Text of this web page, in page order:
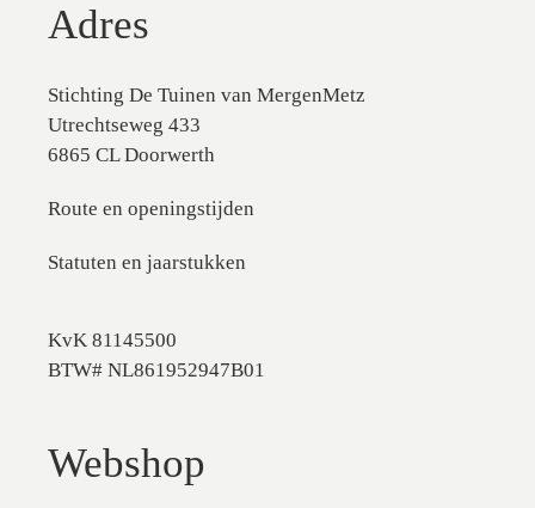
Adres
Stichting De Tuinen van MergenMetz
Utrechtseweg 433
6865 CL Doorwerth
Route en openingstijden
Statuten en jaarstukken
KvK 81145500
BTW# NL861952947B01
Webshop